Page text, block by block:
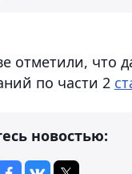
отметили, что
по части 2
новостью: